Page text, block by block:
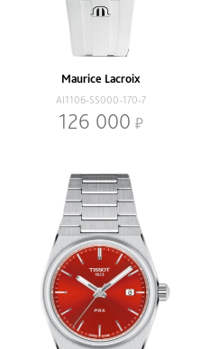
Maurice Lacroix
AI1106-SS000-170-7
126 000